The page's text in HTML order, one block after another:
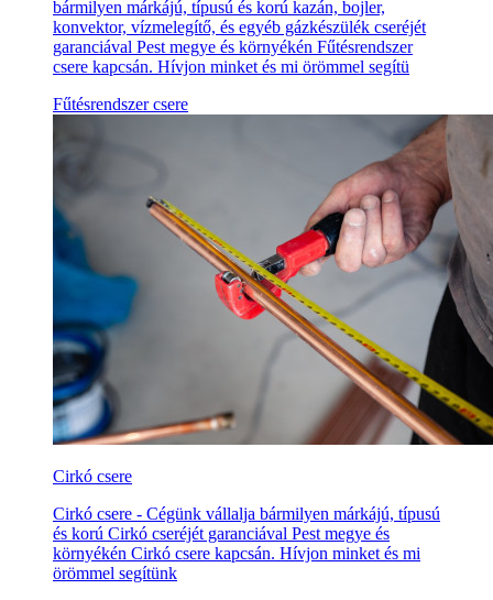
bármilyen márkájú, típusú és korú kazán, bojler,
konvektor, vízmelegítő, és egyéb gázkészülék cseréjét
garanciával Pest megye és környékén Fűtésrendszer
csere kapcsán. Hívjon minket és mi örömmel segítü
Fűtésrendszer csere
Cirkó csere
Cirkó csere - Cégünk vállalja bármilyen márkájú, típusú
és korú Cirkó cseréjét garanciával Pest megye és
környékén Cirkó csere kapcsán. Hívjon minket és mi
örömmel segítünk